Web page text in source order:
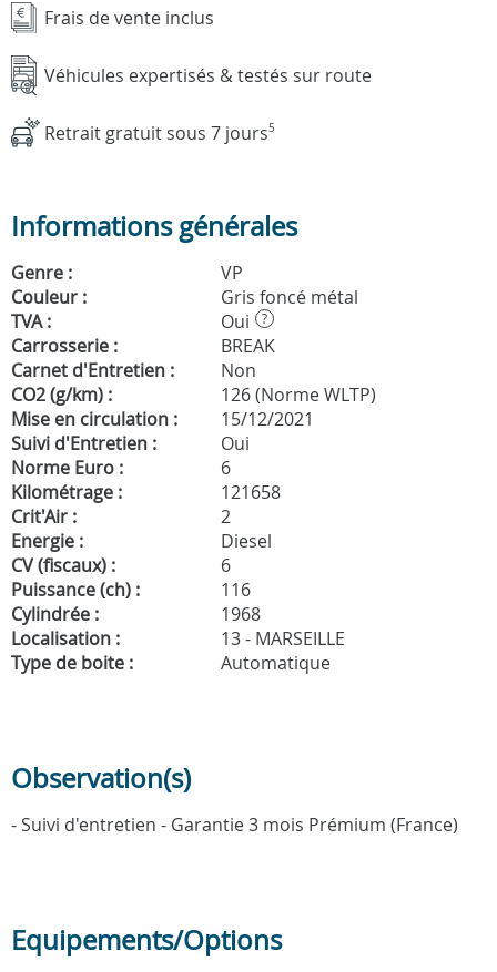
Frais de vente inclus
Véhicules expertisés & testés sur route
Retrait gratuit sous 7 jours5
Informations générales
Genre :
VP
Couleur :
Gris foncé métal
TVA :
Oui ?
Carrosserie :
BREAK
Carnet d'Entretien :
Non
CO2 (g/km) :
126 (Norme WLTP)
Mise en circulation :
15/12/2021
Suivi d'Entretien :
Oui
Norme Euro :
6
Kilométrage :
121658
Crit'Air :
2
Energie :
Diesel
CV (fiscaux) :
6
Puissance (ch) :
116
Cylindrée :
1968
Localisation :
13 - MARSEILLE
Type de boite :
Automatique
Observation(s)
- Suivi d'entretien - Garantie 3 mois Prémium (France)
Equipements/Options